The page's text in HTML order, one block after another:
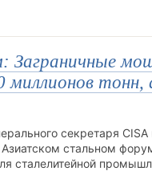
Заграничные
миллионов
секретаря
Азиатском стальном
сталелитейной